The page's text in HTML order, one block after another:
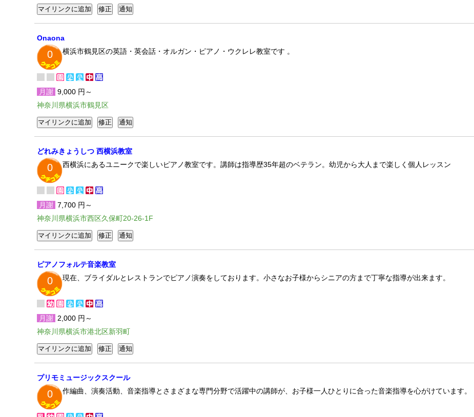
Onaona
0 横浜市鶴見区の英語・英会話・オルガン・ピアノ・ウクレレ教室です 。
月謝 9,000 円～
神奈川県横浜市鶴見区
どれみきょうしつ 西横浜教室
0 西横浜にあるユニークで楽しいピアノ教室です。講師は指導歴35年超のベテラン。幼児から大人まで楽しく個人レッスン
月謝 7,700 円～
神奈川県横浜市西区久保町20-26-1F
ピアノフォルテ音楽教室
0 現在、ブライダルとレストランでピアノ演奏をしております。小さなお子様からシニアの方まで丁寧な指導が出来ます。
月謝 2,000 円～
神奈川県横浜市港北区新羽町
プリモミュージックスクール
0 作編曲、演奏活動、音楽指導とさまざまな専門分野で活躍中の講師が、お子様一人ひとりに合った音楽指導を心がけています。